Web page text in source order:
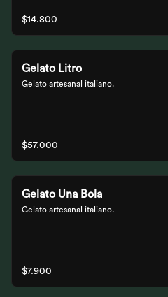
$14.800
Gelato Litro
Gelato artesanal italiano.
$57.000
Gelato Una Bola
Gelato artesanal italiano.
$7.900